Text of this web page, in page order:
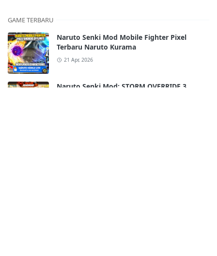
GAME TERBARU
Naruto Senki Mod Mobile Fighter Pixel
Terbaru Naruto Kurama
21 Apr, 2026
Naruto Senki Mod: STORM OVERRIDE 3